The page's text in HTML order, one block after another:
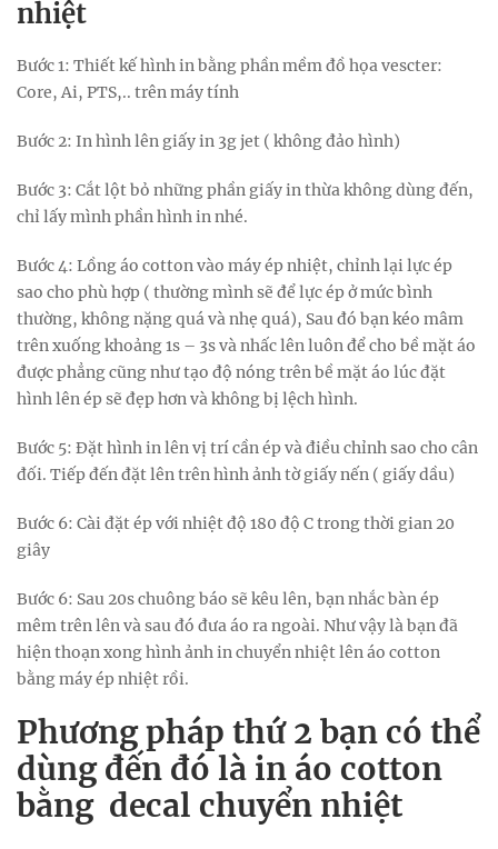
nhiệt
Bước 1: Thiết kế hình in bằng phần mềm đồ họa vescter:
Core, Ai, PTS,.. trên máy tính
Bước 2: In hình lên giấy in 3g jet ( không đảo hình)
Bước 3: Cắt lột bỏ những phần giấy in thừa không dùng đến,
chỉ lấy mình phần hình in nhé.
Bước 4: Lồng áo cotton vào máy ép nhiệt, chỉnh lại lực ép
sao cho phù hợp ( thường mình sẽ để lực ép ở mức bình
thường, không nặng quá và nhẹ quá), Sau đó bạn kéo mâm
trên xuống khoảng 1s – 3s và nhấc lên luôn để cho bề mặt áo
được phẳng cũng như tạo độ nóng trên bề mặt áo lúc đặt
hình lên ép sẽ đẹp hơn và không bị lệch hình.
Bước 5: Đặt hình in lên vị trí cần ép và điều chỉnh sao cho cân
đối. Tiếp đến đặt lên trên hình ảnh tờ giấy nến ( giấy dầu)
Bước 6: Cài đặt ép với nhiệt độ 180 độ C trong thời gian 20
giây
Bước 6: Sau 20s chuông báo sẽ kêu lên, bạn nhắc bàn ép
mêm trên lên và sau đó đưa áo ra ngoài. Như vậy là bạn đã
hiện thoạn xong hình ảnh in chuyển nhiệt lên áo cotton
bằng máy ép nhiệt rồi.
Phương pháp thứ 2 bạn có thể
dùng đến đó là in áo cotton
bằng decal chuyển nhiệt